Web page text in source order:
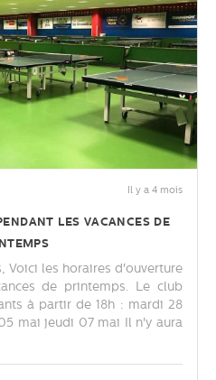
Il y a 4 mois
les vacances de
Voici les horaires d'ouverture
de printemps. Le club
à partir de 18h : mardi 28
mai jeudi 07 mai Il n'y aura